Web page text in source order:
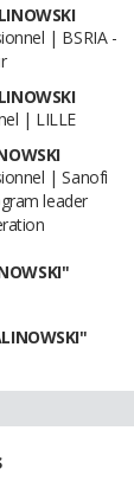
| BSRIA -
| LILLE
| Sanofi
leader